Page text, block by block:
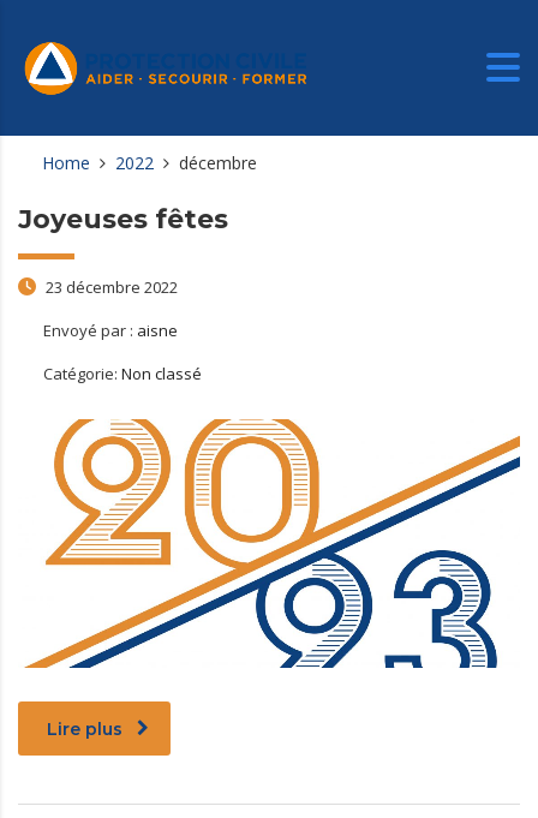
Home 2022 décembre
Joyeuses fêtes
23 décembre 2022
Envoyé par : aisne
Catégorie: Non classé
Lire plus